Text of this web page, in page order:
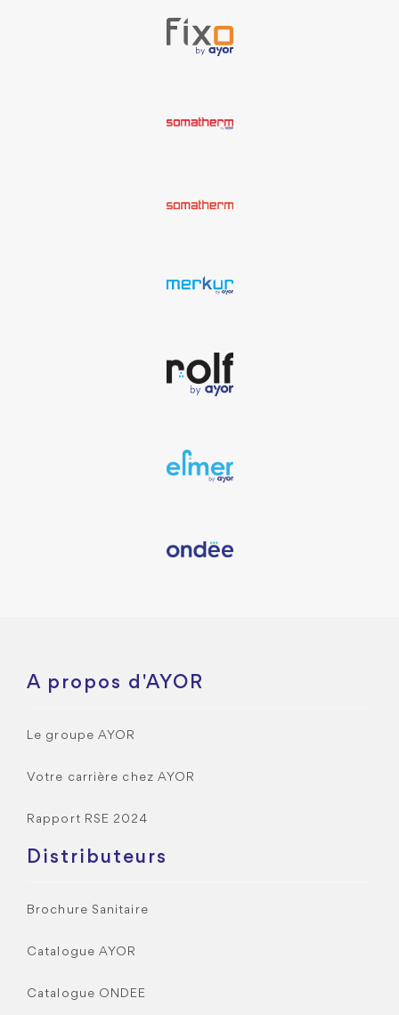
A propos d'AYOR
Le groupe AYOR
Votre carrière chez AYOR
Rapport RSE 2024
Distributeurs
Brochure Sanitaire
Catalogue AYOR
Catalogue ONDEE